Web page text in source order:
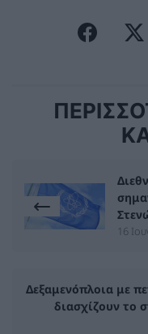
16
Δεξαμενόπλοια με
διασχίζουν το